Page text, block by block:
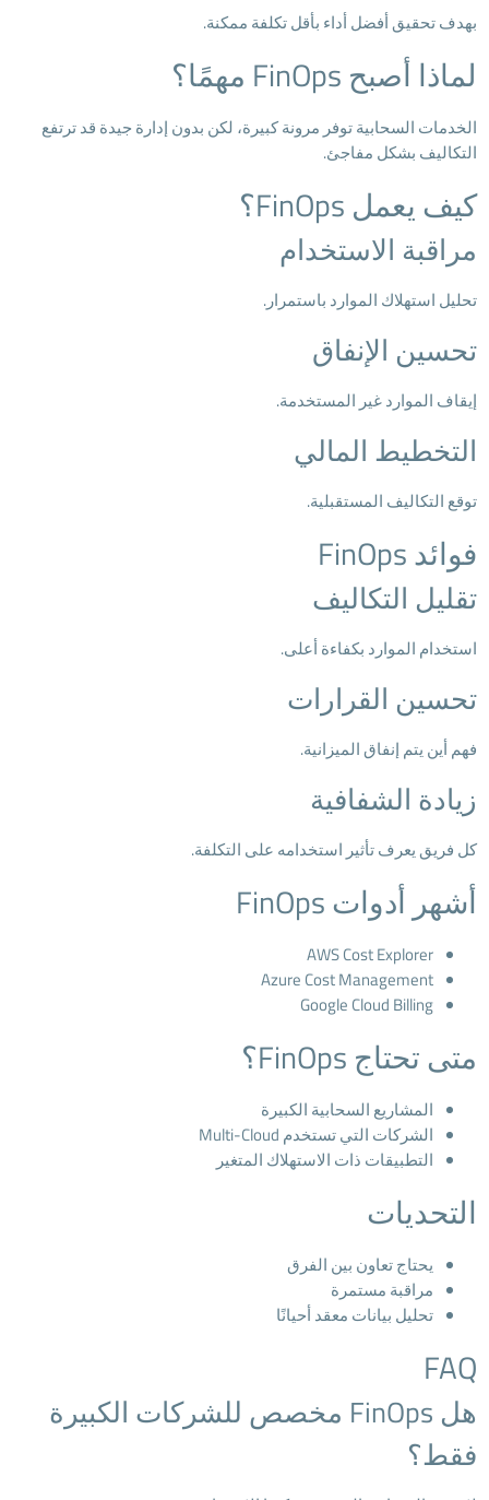
بهدف تحقيق أفضل أداء بأقل تكلفة ممكنة.
لماذا أصبح FinOps مهمًا؟
الخدمات السحابية توفر مرونة كبيرة، لكن بدون إدارة جيدة قد ترتفع
التكاليف بشكل مفاجئ.
كيف يعمل FinOps؟
مراقبة الاستخدام
تحليل استهلاك الموارد باستمرار.
تحسين الإنفاق
إيقاف الموارد غير المستخدمة.
التخطيط المالي
توقع التكاليف المستقبلية.
فوائد FinOps
تقليل التكاليف
استخدام الموارد بكفاءة أعلى.
تحسين القرارات
فهم أين يتم إنفاق الميزانية.
زيادة الشفافية
كل فريق يعرف تأثير استخدامه على التكلفة.
أشهر أدوات FinOps
AWS Cost Explorer
Azure Cost Management
Google Cloud Billing
متى تحتاج FinOps؟
المشاريع السحابية الكبيرة
الشركات التي تستخدم Multi-Cloud
التطبيقات ذات الاستهلاك المتغير
التحديات
يحتاج تعاون بين الفرق
مراقبة مستمرة
تحليل بيانات معقد أحيانًا
FAQ
هل FinOps مخصص للشركات الكبيرة
فقط؟